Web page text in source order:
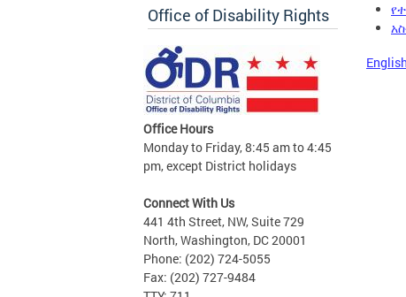
Office of Disability Rights
Office Hours
Monday to Friday, 8:45 am to 4:45
pm, except District holidays
Connect With Us
441 4th Street, NW, Suite 729
North, Washington, DC 20001
Phone: (202) 724-5055
Fax: (202) 727-9484
English